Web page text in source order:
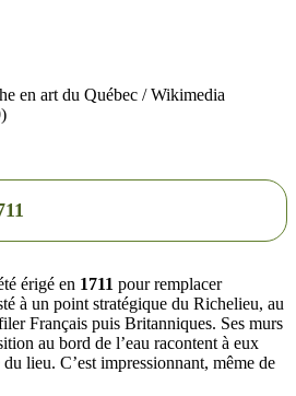
en art du Québec / Wikimedia
érigé en 1711 pour remplacer
à un point stratégique du Richelieu, au
Français puis Britanniques. Ses murs
au bord de l’eau racontent à eux
lieu. C’est impressionnant, même de